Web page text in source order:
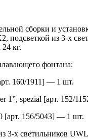
сборки и
подсветкой из 3-х
кг.
фонтана:
160/1911] — 1 шт.
1”, spezial [арт. 152/
[арт. 156/5043] — 1 шт.
3-х светильников